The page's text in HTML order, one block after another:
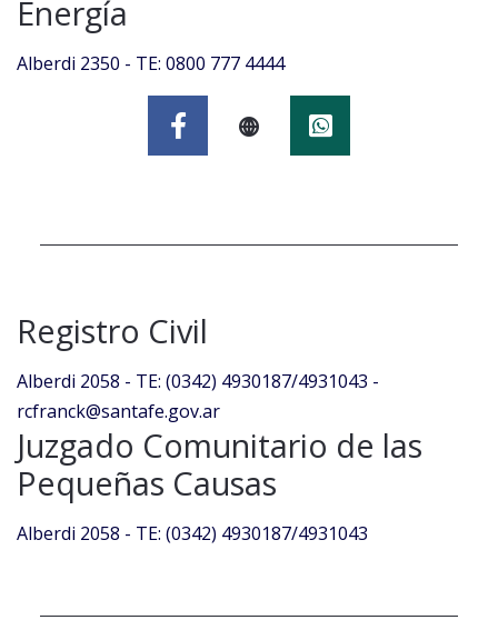
Energía
Alberdi 2350 - TE: 0800 777 4444
Registro Civil
Alberdi 2058 - TE: (0342) 4930187/4931043 -
rcfranck@santafe.gov.ar
Juzgado Comunitario de las
Pequeñas Causas
Alberdi 2058 - TE: (0342) 4930187/4931043